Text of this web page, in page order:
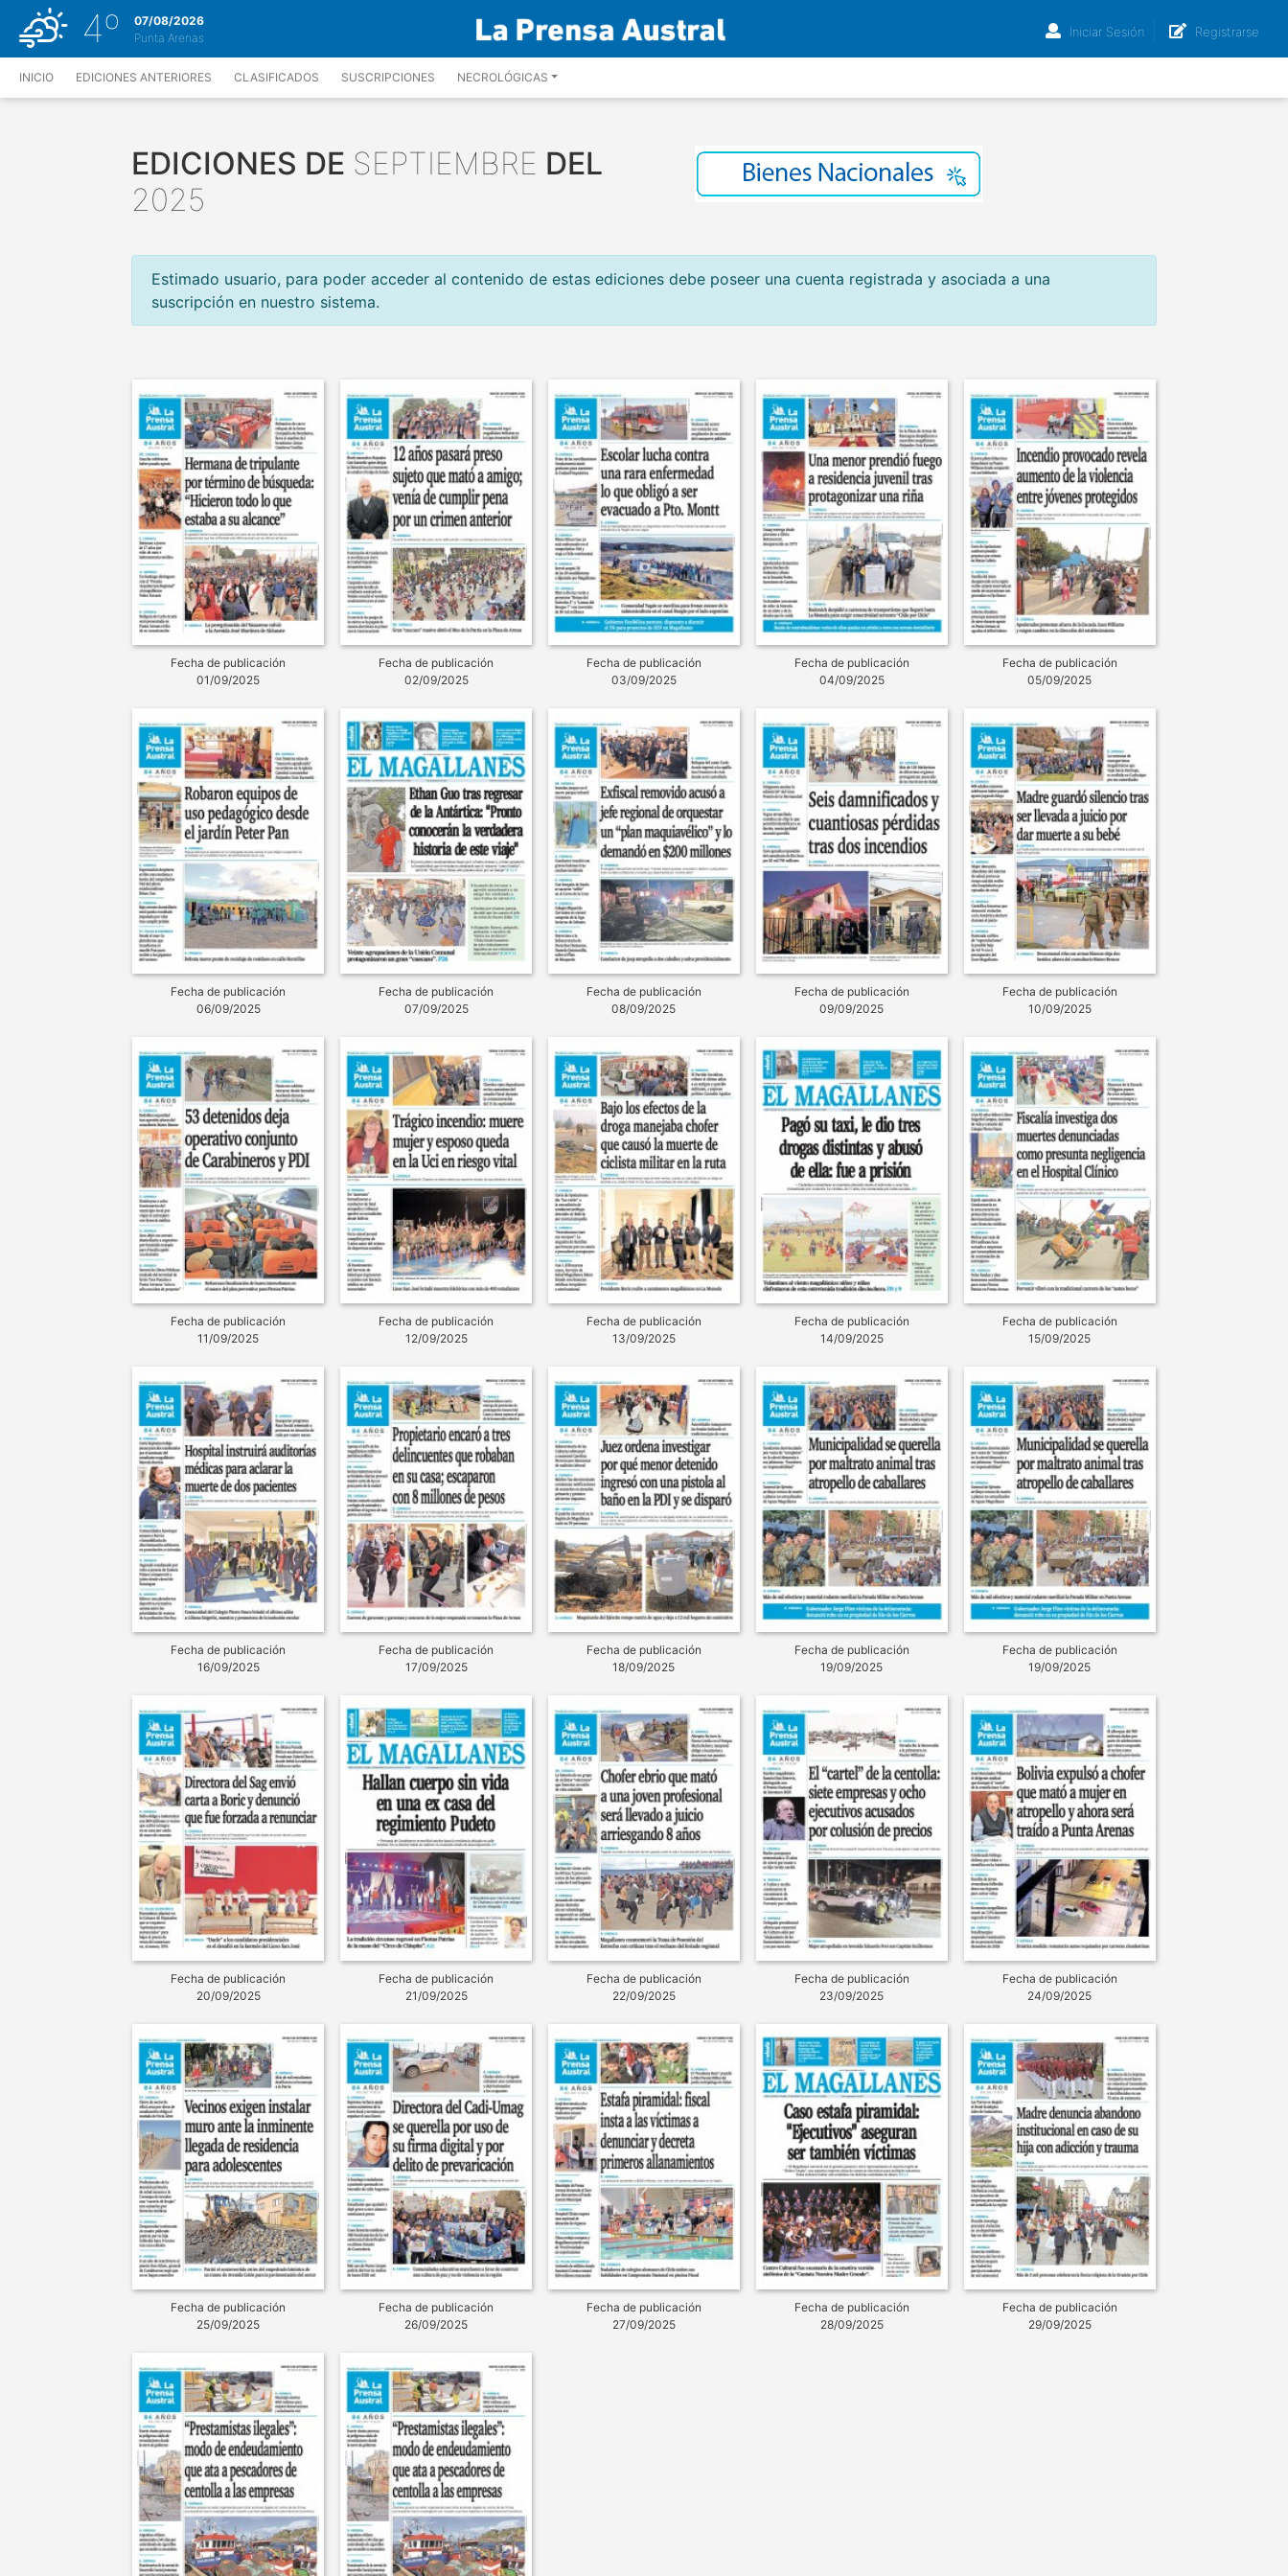
4º
07/08/2026
Punta Arenas
Iniciar Sesión Registrarse
INICIO EDICIONES ANTERIORES CLASIFICADOS SUSCRIPCIONES NECROLÓGICAS
EDICIONES DE SEPTIEMBRE DEL
2025
Estimado usuario, para poder acceder al contenido de estas ediciones debe poseer una cuenta registrada y asociada a una
suscripción en nuestro sistema.
Fecha de publicación
01/09/2025
Fecha de publicación
02/09/2025
Fecha de publicación
03/09/2025
Fecha de publicación
04/09/2025
Fecha de publicación
05/09/2025
Fecha de publicación
06/09/2025
Fecha de publicación
07/09/2025
Fecha de publicación
08/09/2025
Fecha de publicación
09/09/2025
Fecha de publicación
10/09/2025
Fecha de publicación
11/09/2025
Fecha de publicación
12/09/2025
Fecha de publicación
13/09/2025
Fecha de publicación
14/09/2025
Fecha de publicación
15/09/2025
Fecha de publicación
16/09/2025
Fecha de publicación
17/09/2025
Fecha de publicación
18/09/2025
Fecha de publicación
19/09/2025
Fecha de publicación
19/09/2025
Fecha de publicación
20/09/2025
Fecha de publicación
21/09/2025
Fecha de publicación
22/09/2025
Fecha de publicación
23/09/2025
Fecha de publicación
24/09/2025
Fecha de publicación
25/09/2025
Fecha de publicación
26/09/2025
Fecha de publicación
27/09/2025
Fecha de publicación
28/09/2025
Fecha de publicación
29/09/2025